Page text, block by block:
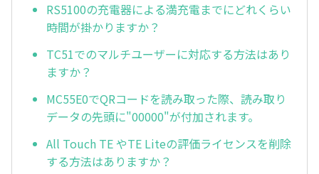
RS5100の充電器による満充電までにどれくらい
時間が掛かりますか？
TC51でのマルチユーザーに対応する方法はあり
ますか？
MC55E0でQRコードを読み取った際、読み取り
データの先頭に"00000"が付加されます。
All Touch TE やTE Liteの評価ライセンスを削除
する方法はありますか？